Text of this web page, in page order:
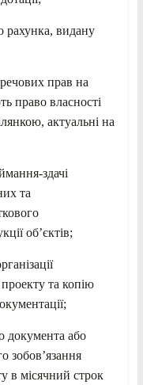
рахунка, видану
прав на
право власності
актуальні на
здачі
та
об’єктів;
та копію
документа або
зобов’язання
в місячний строк